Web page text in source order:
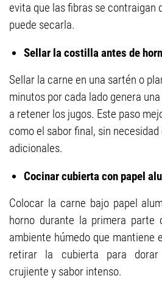
evita que las fibras se contraigan
puede secarla.
Sellar la costilla antes de
Sellar la carne en una sartén o
minutos por cada lado genera
a retener los jugos. Este paso
como el sabor final, sin
adicionales.
Cocinar cubierta con papel
Colocar la carne bajo papel
horno durante la primera parte
ambiente húmedo que mantiene
retirar la cubierta para
crujiente y sabor intenso.